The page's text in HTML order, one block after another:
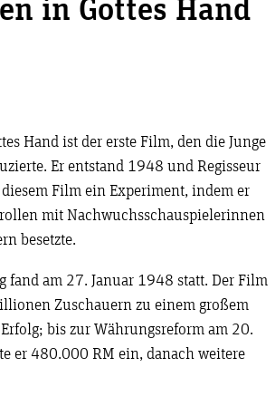
in Gottes Hand
Hand ist der erste Film, den die Junge
Er entstand 1948 und Regisseur
Film ein Experiment, indem er
mit Nachwuchsschauspielerinnen
besetzte.
fand am 27. Januar 1948 statt. Der Film
Zuschauern zu einem großem
bis zur Währungsreform am 20.
er 480.000 RM ein, danach weitere